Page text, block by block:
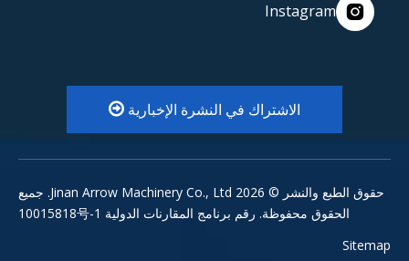
Instagram
الاشتراك في النشرة الإخبارية
حقوق الطبع والنشر © 2026
Jinan Arrow Machinery Co., Ltd. جميع
الحقوق محفوظة. رقم برنامج المقارنات الدولية 10015818号-1
Sitemap